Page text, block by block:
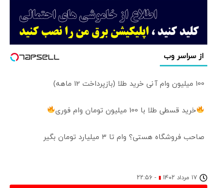
از سراسر وب
100 میلیون وام آنی خرید طلا (بازپرداخت 12 ماهه)
خرید قسطی طلا با 100 میلیون تومان وام فوری
صاحب فروشگاه هستی؟ وام تا ۳ میلیارد تومان بگیر
۱۷ مرداد ۱۴۰۲ - ۲۲:۵۶